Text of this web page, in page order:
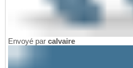
Envoyé par calvaire